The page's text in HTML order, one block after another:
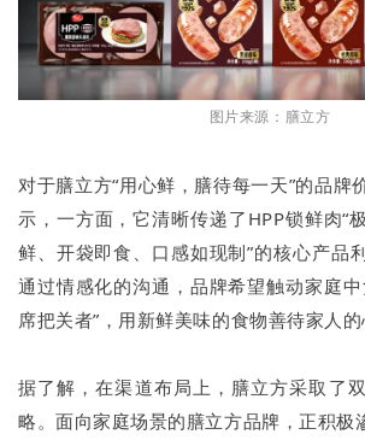
图片来源：膳立方
对于膳立方“用心鲜，膳待每一天”的品牌
示，一方面，它清晰传递了HPP锁鲜肉“
鲜、开袋即食、口感如现制”的核心产品
通过情感化的沟通，品牌希望触动家庭
席把关者”，用新鲜美味的食物善待家人的
据了解，在渠道布局上，膳立方采取了
略。面向家庭场景的膳立方品牌，正积极